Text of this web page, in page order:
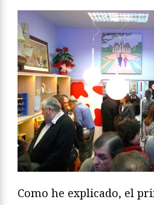
Como he explicado, el